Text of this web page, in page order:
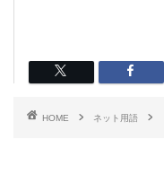
HOME ネット用語